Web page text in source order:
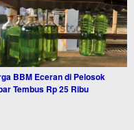
BBM Eceran di Pelosok
Tembus Rp 25 Ribu